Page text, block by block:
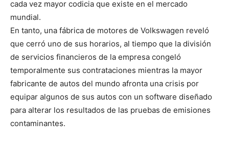
cada vez mayor codicia que existe en el mercado
mundial.
En tanto, una fábrica de motores de Volkswagen reveló
que cerró uno de sus horarios, al tiempo que la división
de servicios financieros de la empresa congeló
temporalmente sus contrataciones mientras la mayor
fabricante de autos del mundo afronta una crisis por
equipar algunos de sus autos con un software diseñado
para alterar los resultados de las pruebas de emisiones
contaminantes.